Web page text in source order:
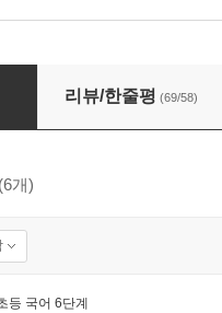
국어 6단계
리뷰/한줄평 (69/58)
(6개)
등 국어 6단계